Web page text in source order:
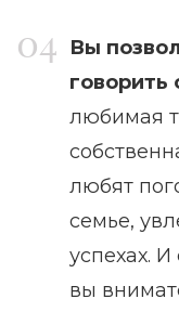
Вы
говорить
любимая
любят
семье,
успехах.
вы